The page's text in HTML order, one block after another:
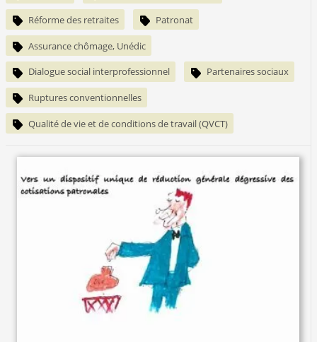
Réforme des retraites Patronat
Assurance chômage, Unédic
Dialogue social interprofessionnel Partenaires sociaux
Ruptures conventionnelles
Qualité de vie et de conditions de travail (QVCT)